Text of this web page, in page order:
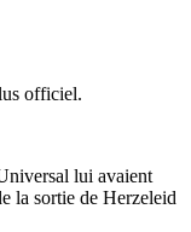
officiel.
lui avaient
la sortie de Herzeleid